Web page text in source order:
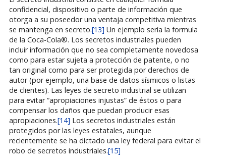
confidencial, dispositivo o parte de información que
otorga a su poseedor una ventaja competitiva mientras
se mantenga en secreto.[13] Un ejemplo sería la formula
de la Coca-Cola®. Los secretos industriales pueden
incluir información que no sea completamente novedosa
como para estar sujeta a protección de patente, o no
tan original como para ser protegida por derechos de
autor (por ejemplo, una base de datos sísmicos o listas
de clientes). Las leyes de secreto industrial se utilizan
para evitar “apropiaciones injustas” de éstos o para
compensar los daños que puedan producir esas
apropiaciones.[14] Los secretos industriales están
protegidos por las leyes estatales, aunque
recientemente se ha dictado una ley federal para evitar el
robo de secretos industriales.[15]